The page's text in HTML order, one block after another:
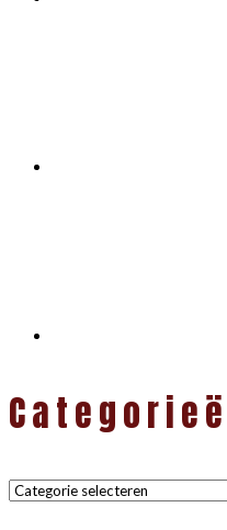
Categorieën